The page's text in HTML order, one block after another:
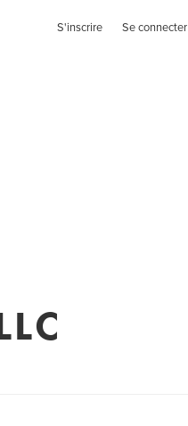
S'inscrire Se connecter